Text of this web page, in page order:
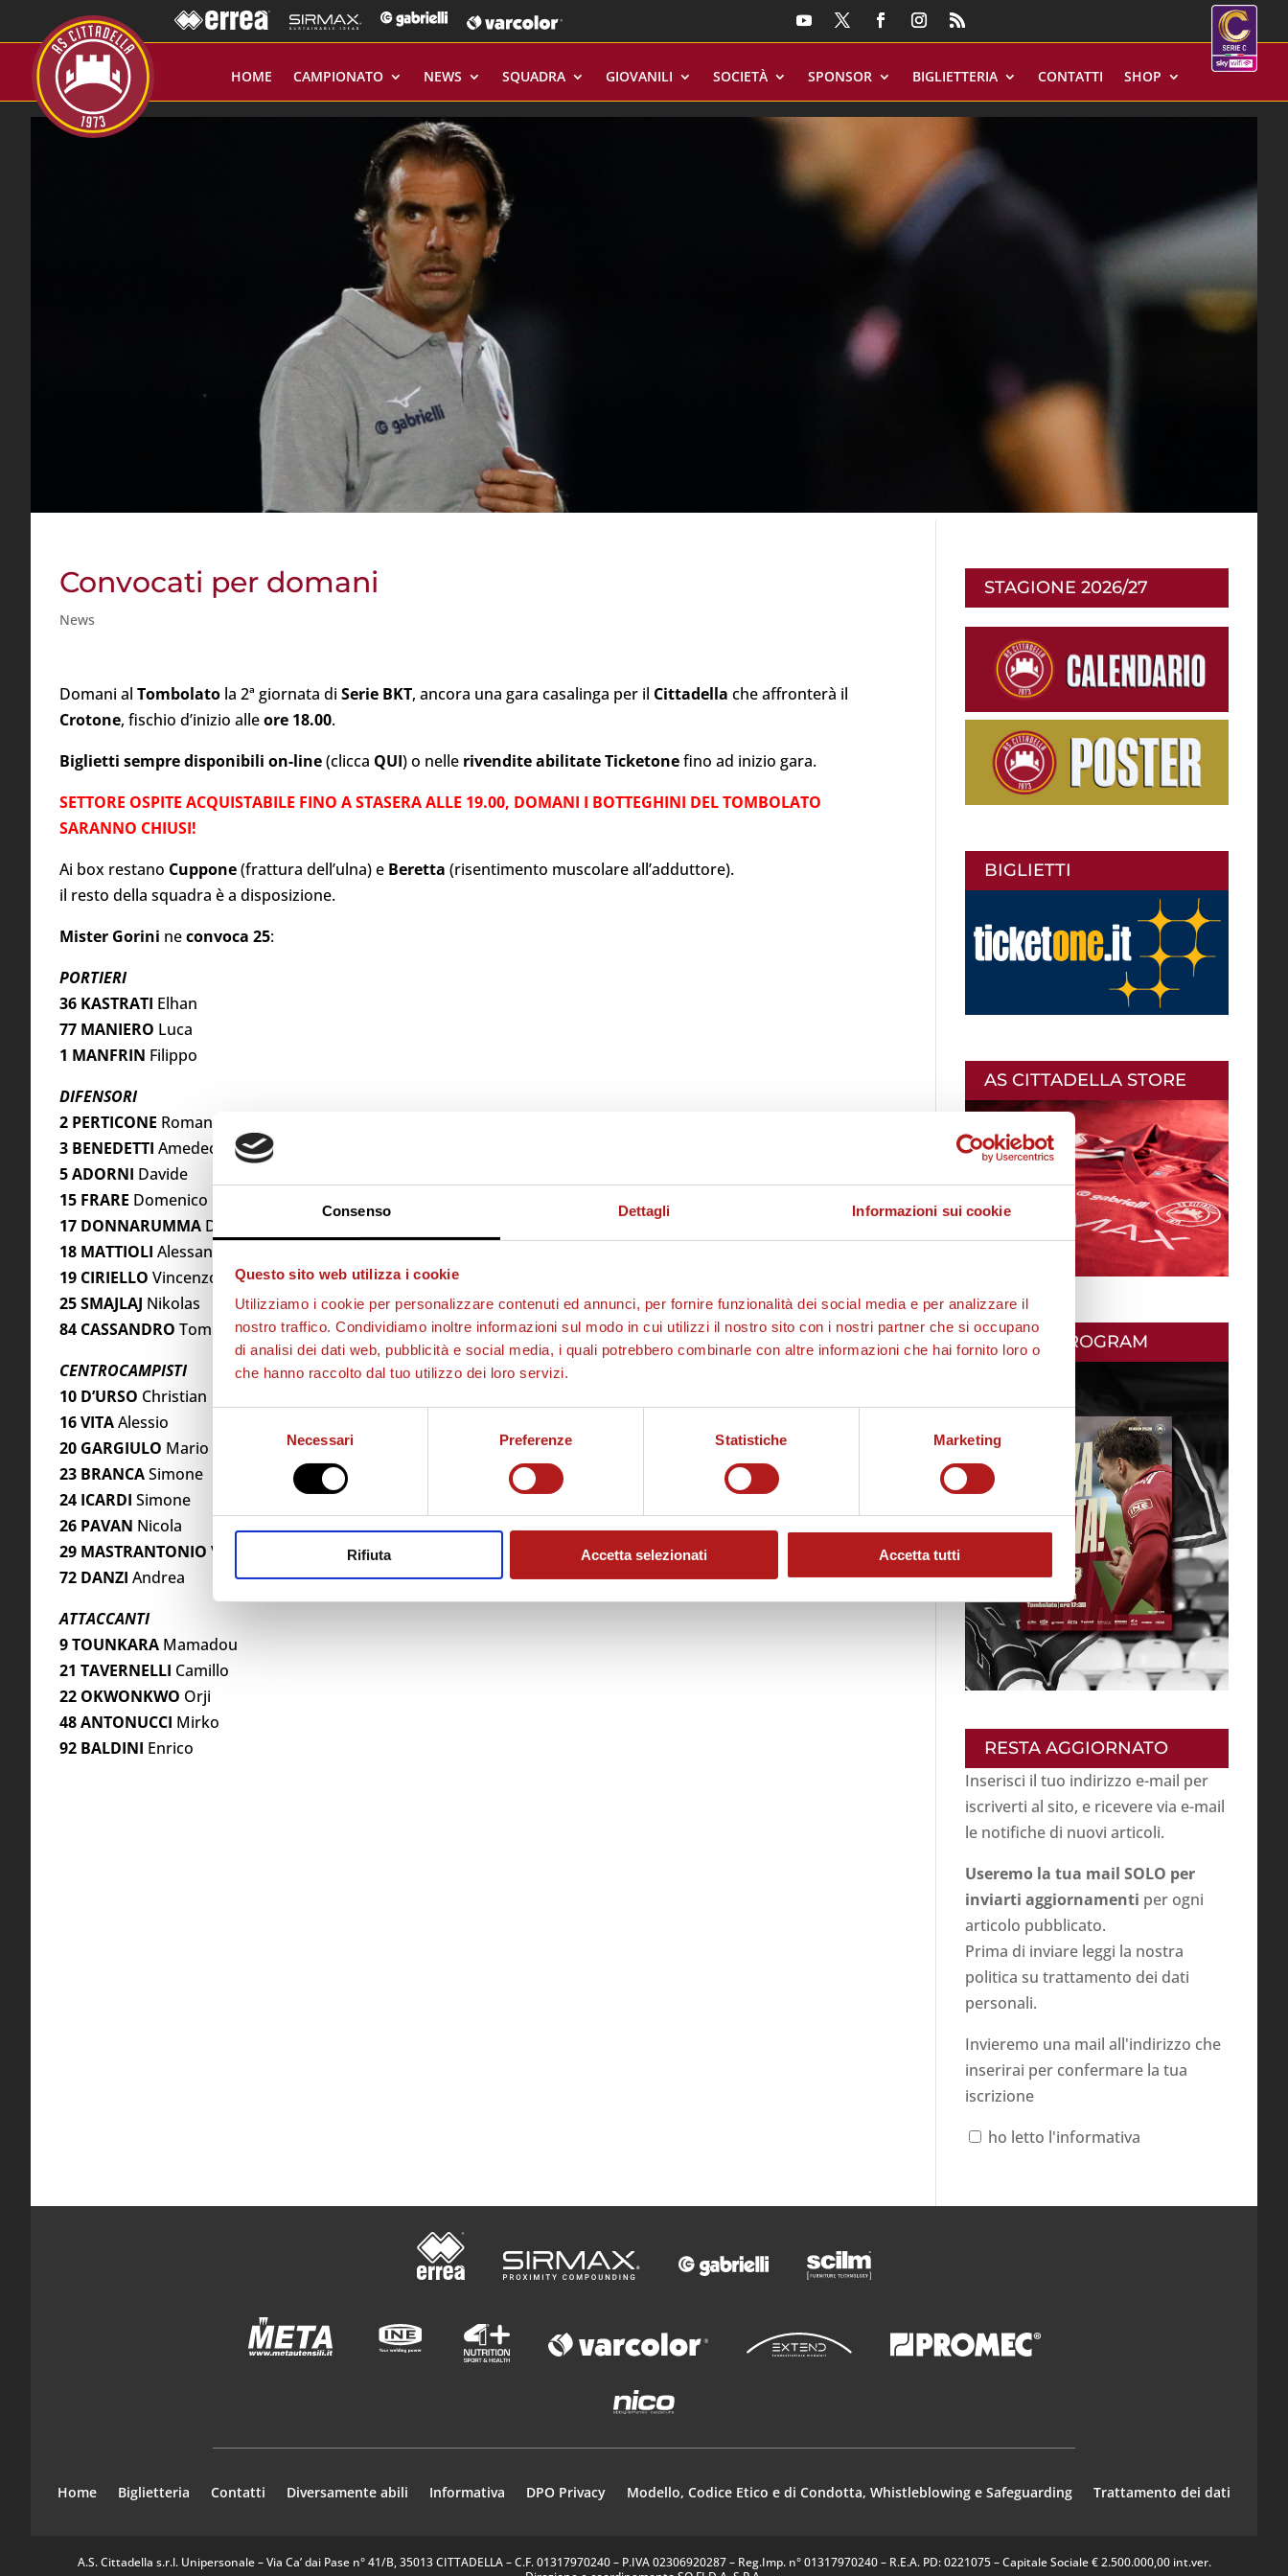
Consenso Dettagli Informazioni sui cookie
Questo sito web utilizza i cookie
Utilizziamo i cookie per personalizzare contenuti ed annunci, per fornire funzionalità dei social media e per analizzare il
nostro traffico. Condividiamo inoltre informazioni sul modo in cui utilizzi il nostro sito con i nostri partner che si occupano
di analisi dei dati web, pubblicità e social media, i quali potrebbero combinarle con altre informazioni che hai fornito loro o
che hanno raccolto dal tuo utilizzo dei loro servizi.
Necessari Preferenze Statistiche Marketing
Rifiuta Accetta selezionati Accetta tutti
HOME CAMPIONATO NEWS SQUADRA GIOVANILI SOCIETÀ SPONSOR BIGLIETTERIA CONTATTI SHOP
Convocati per domani
News
Domani al Tombolato la 2ª giornata di Serie BKT, ancora una gara casalinga per il Cittadella che affronterà il
Crotone, fischio d’inizio alleore 18.00.
Biglietti sempre disponibili on-line(clicca QUI) o nelle rivendite abilitate Ticketonefino ad inizio gara.
SETTORE OSPITE ACQUISTABILE FINO A STASERA ALLE 19.00, DOMANI I BOTTEGHINI DEL TOMBOLATO
SARANNO CHIUSI!
Ai box restano Cuppone(frattura dell’ulna) e Beretta (risentimento muscolare all’adduttore).
il resto della squadra è a disposizione.
Mister Gorini neconvoca 25:
PORTIERI
36 KASTRATI Elhan
77 MANIERO Luca
1 MANFRIN Filippo
DIFENSORI
2 PERTICONE Romano
3 BENEDETTI Amedeo
5 ADORNI Davide
15 FRARE Domenico
17 DONNARUMMA Daniele
18 MATTIOLI Alessandro
19 CIRIELLO Vincenzo
25 SMAJLAJ Nikolas
84 CASSANDRO Tommaso
CENTROCAMPISTI
10 D’URSO Christian
16 VITAAlessio
20 GARGIULO Mario
23 BRANCASimone
24 ICARDI Simone
26 PAVAN Nicola
29 MASTRANTONIO Valerio
72 DANZI Andrea
ATTACCANTI
9 TOUNKARA Mamadou
21 TAVERNELLI Camillo
22 OKWONKWO Orji
48 ANTONUCCI Mirko
92 BALDINI Enrico
STAGIONE 2026/27
BIGLIETTI
AS CITTADELLA STORE
MATCH PROGRAM
RESTA AGGIORNATO
Inserisci il tuo indirizzo e-mail per
iscriverti al sito, e ricevere via e-mail
le notifiche di nuovi articoli.
Useremo la tua mail SOLO per
inviarti aggiornamenti per ogni
articolo pubblicato.
Prima di inviare leggi la nostra
politica su trattamento dei dati
personali.
Invieremo una mail all'indirizzo che
inserirai per confermare la tua
iscrizione
ho letto l'informativa
Home Biglietteria Contatti Diversamente abili Informativa DPO Privacy Modello, Codice Etico e di Condotta, Whistleblowing e Safeguarding Trattamento dei dati
A.S. Cittadella s.r.l. Unipersonale – Via Ca’ dai Pase n° 41/B, 35013 CITTADELLA – C.F. 01317970240 – P.IVA 02306920287 – Reg.Imp. n° 01317970240 – R.E.A. PD: 0221075 – Capitale Sociale € 2.500.000,00 int.ver.